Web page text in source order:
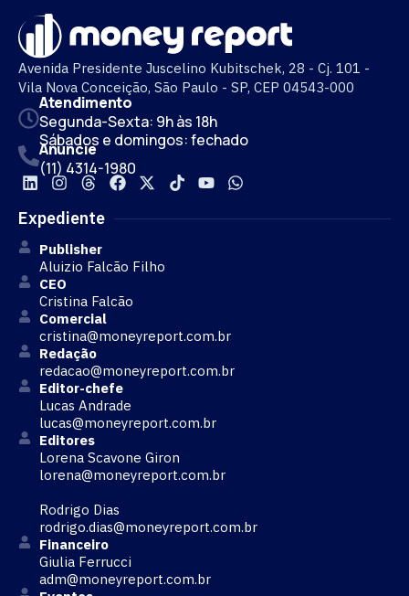
Avenida Presidente Juscelino Kubitschek, 28 - Cj. 101 -
Vila Nova Conceição, São Paulo - SP, CEP 04543-000
Atendimento
Segunda-Sexta: 9h às 18h
Sábados e domingos: fechado
Anuncie
(11) 4314-1980
Expediente
Publisher
Aluizio Falcão Filho
CEO
Cristina Falcão
Comercial
cristina@moneyreport.com.br
Redação
redacao@moneyreport.com.br
Editor-chefe
Lucas Andrade
lucas@moneyreport.com.br
Editores
Lorena Scavone Giron
lorena@moneyreport.com.br
Rodrigo Dias
rodrigo.dias@moneyreport.com.br
Financeiro
Giulia Ferrucci
adm@moneyreport.com.br